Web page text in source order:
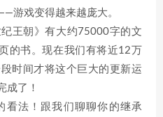
游戏变得越来越庞大。
王朝》有大约75000字的文
的书。现在我们有将近12万
时间才将这个巨大的更新运
成了！
看法！跟我们聊聊你的继承